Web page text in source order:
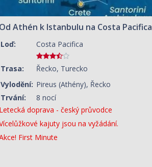
Od Athén k Istanbulu na Costa Pacifica
Loď: Costa Pacifica
Trasa:
Řecko, Turecko
Vylodění: Pireus (Athény), Řecko
Trvání:
8 nocí
Letecká doprava - český průvodce
kajuty jsou na vyžádání.
First Minute